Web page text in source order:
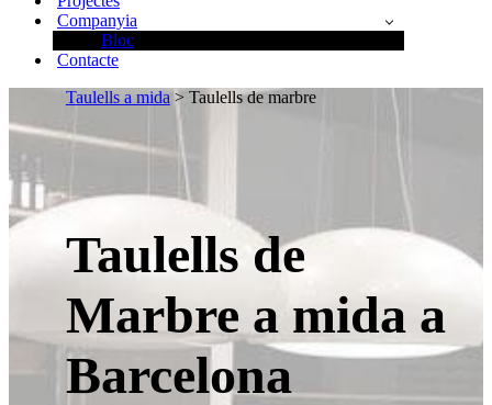
Companyia
Bloc
Contacte
Taulells a mida > Taulells de marbre
Taulells de
Marbre a mida a
Barcelona